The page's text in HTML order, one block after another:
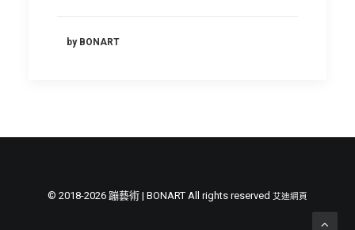
by BONART
© 2018-2026 蹦藝術 | BONART All rights reserved 艾迪網頁